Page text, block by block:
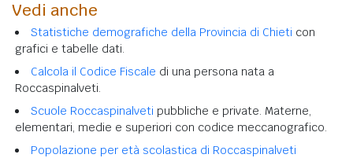
Vedi anche
Statistiche demografiche della Provincia di Chieti con
grafici e tabelle dati.
Calcola il Codice Fiscale di una persona nata a
Roccaspinalveti.
Scuole Roccaspinalveti pubbliche e private. Materne,
elementari, medie e superiori con codice meccanografico.
Popolazione per età scolastica di Roccaspinalveti